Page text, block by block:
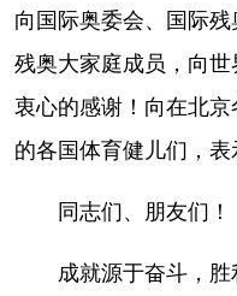
向国际奥委会、国际残
残奥大家庭成员，向
衷心的感谢！向在北
的各国体育健儿们，表
同志们、朋友们！
成就源于奋斗，胜